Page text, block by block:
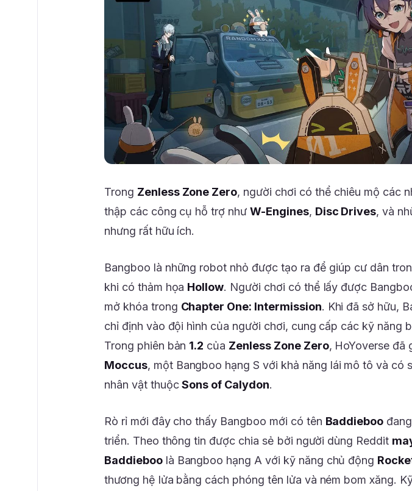
Trong Zenless Zone Zero, người chơi có thể chiêu mộ các
thập các công cụ hỗ trợ như W-Engines, Disc Drives, và
nhưng rất hữu ích.
Bangboo là những robot nhỏ được tạo ra để giúp cư dân
khi có thảm họa Hollow. Người chơi có thể lấy được
mở khóa trong Chapter One: Intermission. Khi đã sở hữu,
chỉ định vào đội hình của người chơi, cung cấp các kỹ năng
Trong phiên bản 1.2 của Zenless Zone Zero, HoYoverse đã
Moccus, một Bangboo hạng S với khả năng lái mô tô và có
nhân vật thuộcSons of Calydon.
Rò rỉ mới đây cho thấy Bangboo mới có tên Baddieboo
triển. Theo thông tin được chia sẻ bởi người dùng Reddit
Baddieboolà Bangboo hạng A với kỹ năng chủ động
thương hệ lửa bằng cách phóng tên lửa và ném bom xăng.